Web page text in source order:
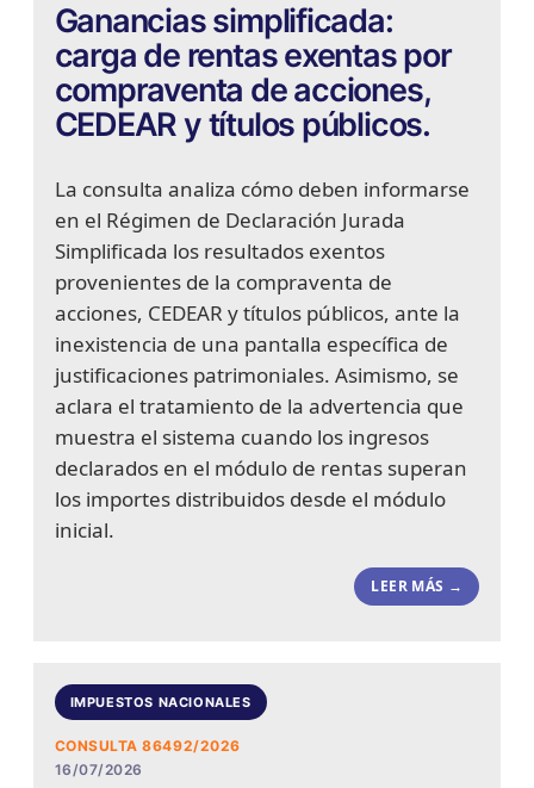
Ganancias simplificada:
carga de rentas exentas por
compraventa de acciones,
CEDEAR y títulos públicos.
La consulta analiza cómo deben informarse
en el Régimen de Declaración Jurada
Simplificada los resultados exentos
provenientes de la compraventa de
acciones, CEDEAR y títulos públicos, ante la
inexistencia de una pantalla específica de
justificaciones patrimoniales. Asimismo, se
aclara el tratamiento de la advertencia que
muestra el sistema cuando los ingresos
declarados en el módulo de rentas superan
los importes distribuidos desde el módulo
inicial.
LEER MÁS →
IMPUESTOS NACIONALES
CONSULTA 86492/2026
16/07/2026